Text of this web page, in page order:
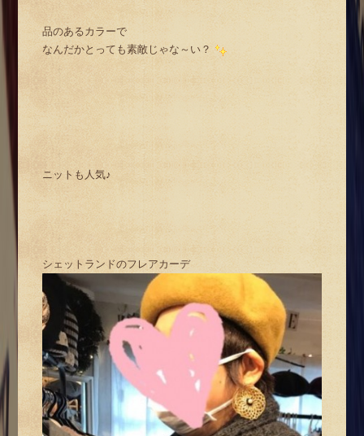
品のあるカラーで
なんだかとっても素敵じゃな～い？
ニットも人気♪
シェットランドのフレアカーデ